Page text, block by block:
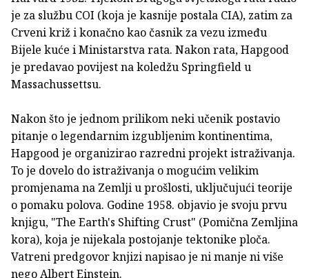
je za službu COI (koja je kasnije postala CIA), zatim za
Crveni križ i konačno kao časnik za vezu između
Bijele kuće i Ministarstva rata. Nakon rata, Hapgood
je predavao povijest na koledžu Springfield u
Massachussettsu.
Nakon što je jednom prilikom neki učenik postavio
pitanje o legendarnim izgubljenim kontinentima,
Hapgood je organizirao razredni projekt istraživanja.
To je dovelo do istraživanja o mogućim velikim
promjenama na Zemlji u prošlosti, uključujući teorije
o pomaku polova. Godine 1958. objavio je svoju prvu
knjigu, "The Earth's Shifting Crust" (Pomična Zemljina
kora), koja je nijekala postojanje tektonike ploča.
Vatreni predgovor knjizi napisao je ni manje ni više
nego Albert Einstein.